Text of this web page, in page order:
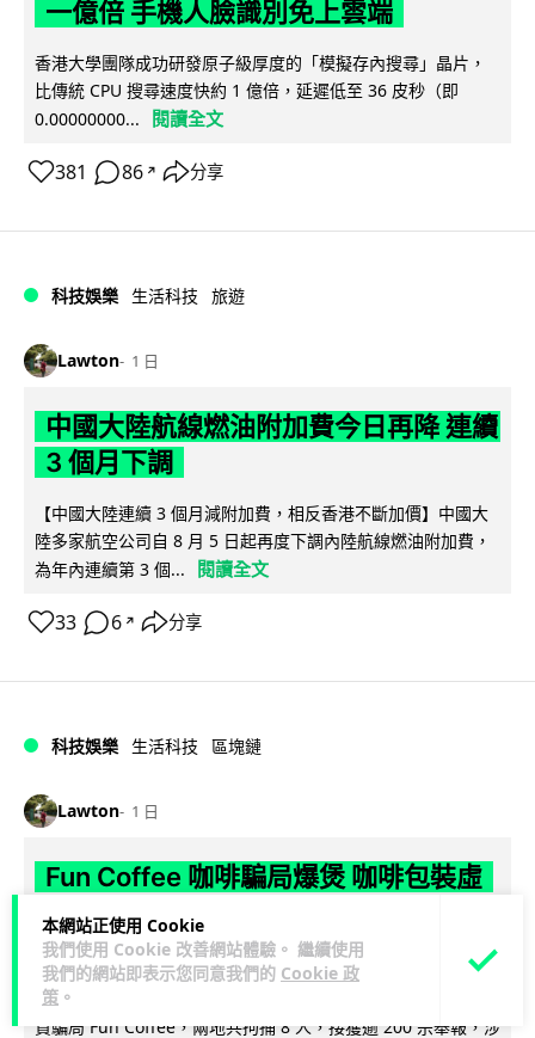
本網站正使用 Cookie
我們使用 Cookie 改善網站體驗。 繼續使用
我們的網站即表示您同意我們的 Cookie 政
策 。
一億倍 手機人臉識別免上雲端
香港大學團隊成功研發原子級厚度的「模擬存內搜尋」晶片，
比傳統 CPU 搜尋速度快約 1 億倍，延遲低至 36 皮秒（即
0.00000000...
閱讀全文
381 86 ↗ 分享
科技娛樂 生活科技 旅遊
Lawton 1 日
中國大陸航線燃油附加費今日再降 連續
3 個月下調
【中國大陸連續 3 個月減附加費，相反香港不斷加價】中國大
陸多家航空公司自 8 月 5 日起再度下調內陸航線燃油附加費，
為年內連續第 3 個...
閱讀全文
33 6 ↗ 分享
科技娛樂 生活科技 區塊鏈
Lawton 1 日
Fun Coffee 咖啡騙局爆煲 咖啡包裝虛
擬貨幣投資騙局 港澳警拘 8 人涉款
9,400 萬元
香港警方聯同澳門司警搗破以養生咖啡生意包裝的虛擬貨幣投
資騙局 Fun Coffee，兩地共拘捕 8 人，接獲逾 200 宗舉報，涉